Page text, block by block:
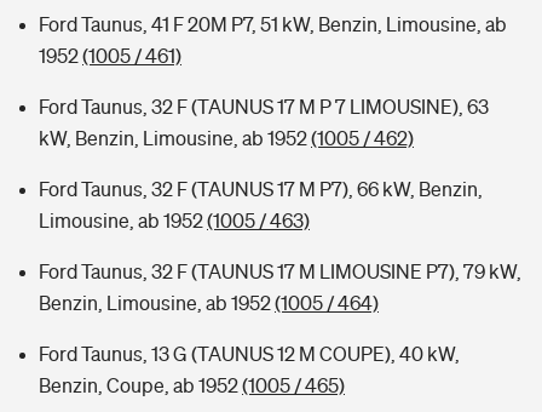
Ford Taunus, 41 F 20M P7, 51 kW, Benzin, Limousine, ab
1952(1005 / 461)
Ford Taunus, 32 F (TAUNUS 17 M P 7 LIMOUSINE), 63
kW, Benzin, Limousine, ab 1952(1005 / 462)
Ford Taunus, 32 F (TAUNUS 17 M P7), 66 kW, Benzin,
Limousine, ab 1952(1005 / 463)
Ford Taunus, 32 F (TAUNUS 17 M LIMOUSINE P7), 79 kW,
Benzin, Limousine, ab 1952(1005 / 464)
Ford Taunus, 13 G (TAUNUS 12 M COUPE), 40 kW,
Benzin, Coupe, ab 1952(1005 / 465)